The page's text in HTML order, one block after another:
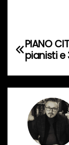
o
n
c
N
v
PIANO
pianisti e